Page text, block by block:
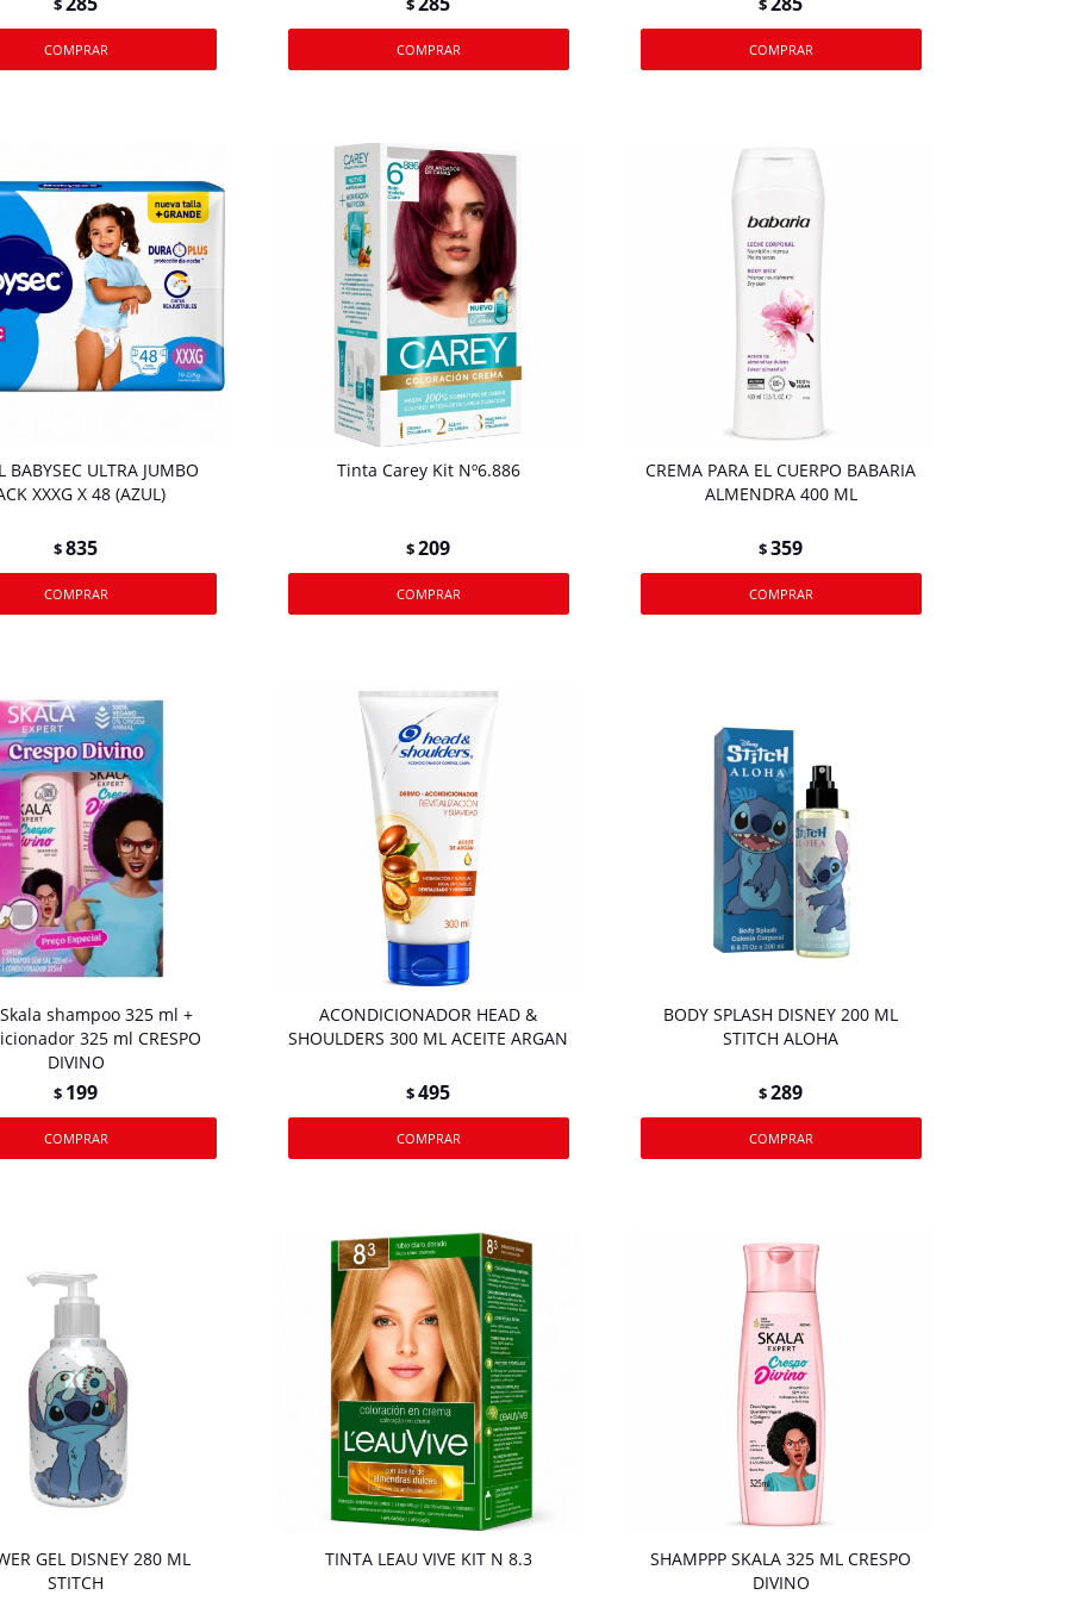
$ $ $
BABYSEC ULTRA JUMBO
XXXG X 48 (AZUL)
$835
Tinta Carey Kit Nº6.886
$209
CREMA PARA EL CUERPO BABARIA
ALMENDRA 400 ML
$359
shampoo 325 ml +
325 ml CRESPO
DIVINO
$ 199
ACONDICIONADOR HEAD &
SHOULDERS 300 ML ACEITE ARGAN
$495
BODY SPLASH DISNEY 200 ML
STITCH ALOHA
$289
GEL DISNEY 280 ML
STITCH
TINTA LEAU VIVE KIT N 8.3
SHAMPPP SKALA 325 ML CRESPO
DIVINO